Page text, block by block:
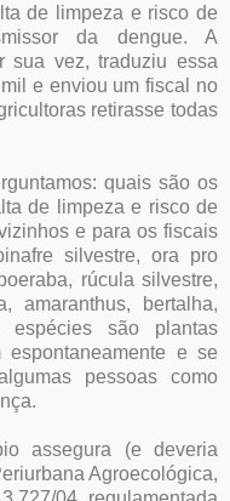
de limpeza e risco de
da dengue. A
sua vez, traduziu essa
e enviou um fiscal no
retirasse todas
quais são os
de limpeza e risco de
e para os fiscais
silvestre, ora pro
rúcula silvestre,
amaranthus, bertalha,
espécies são plantas
e se
pessoas como
assegura (e deveria
Agroecológica,